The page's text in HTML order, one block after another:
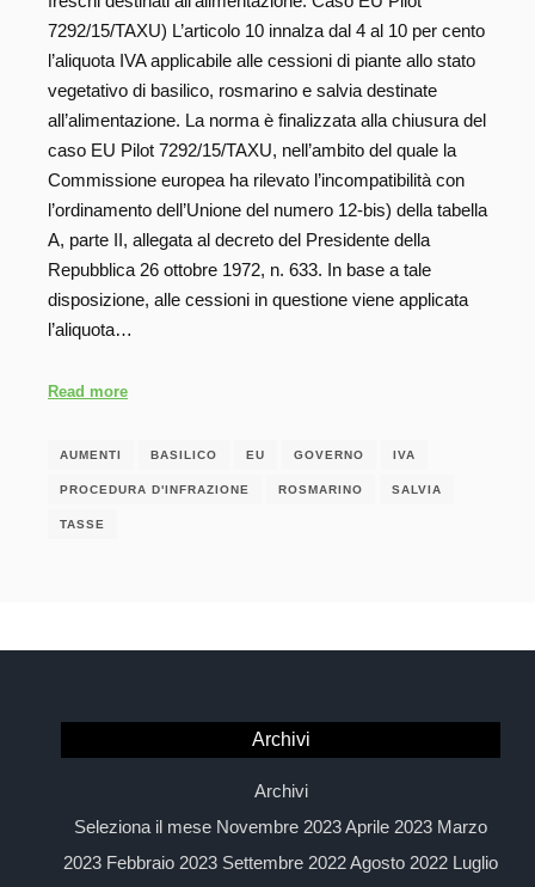
7292/15/TAXU) L’articolo 10 innalza dal 4 al 10 per cento
l’aliquota IVA applicabile alle cessioni di piante allo stato
vegetativo di basilico, rosmarino e salvia destinate
all’alimentazione. La norma è finalizzata alla chiusura del
caso EU Pilot 7292/15/TAXU, nell’ambito del quale la
Commissione europea ha rilevato l’incompatibilità con
l’ordinamento dell’Unione del numero 12-bis) della tabella
A, parte II, allegata al decreto del Presidente della
Repubblica 26 ottobre 1972, n. 633. In base a tale
disposizione, alle cessioni in questione viene applicata
l’aliquota…
Read more
AUMENTI BASILICO EU GOVERNO IVA
PROCEDURA D'INFRAZIONE ROSMARINO SALVIA
TASSE
Archivi
Archivi
Seleziona il mese Novembre 2023 Aprile 2023 Marzo
2023 Febbraio 2023 Settembre 2022 Agosto 2022 Luglio